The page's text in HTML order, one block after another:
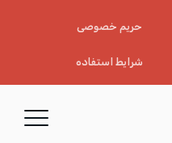
حریم خصوصی
شرایط استفاده